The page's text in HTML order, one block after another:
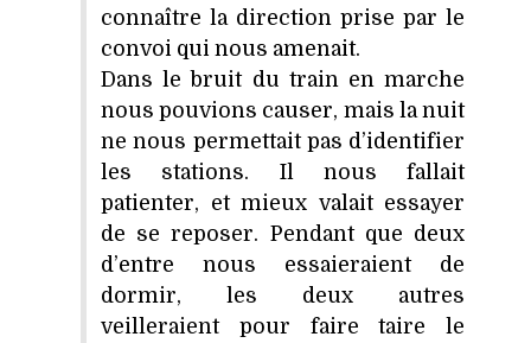
connaître la direction prise par le
convoi qui nous amenait.
Dans le bruit du train en marche
nous pouvions causer, mais la nuit
ne nous permettait pas d’identifier
les stations. Il nous fallait
patienter, et mieux valait essayer
de se reposer. Pendant que deux
d’entre nous essaieraient de
dormir, les deux autres
veilleraient pour faire taire le